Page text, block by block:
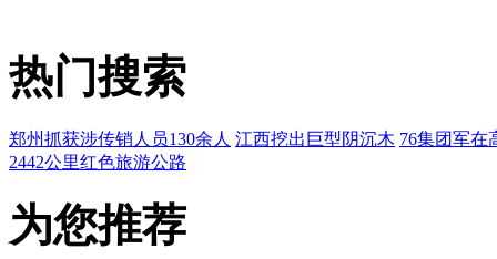
热门搜索
郑州抓获涉传销人员130余人 江西挖出巨型阴沉木 76集团军在
2442公里红色旅游公路
为您推荐